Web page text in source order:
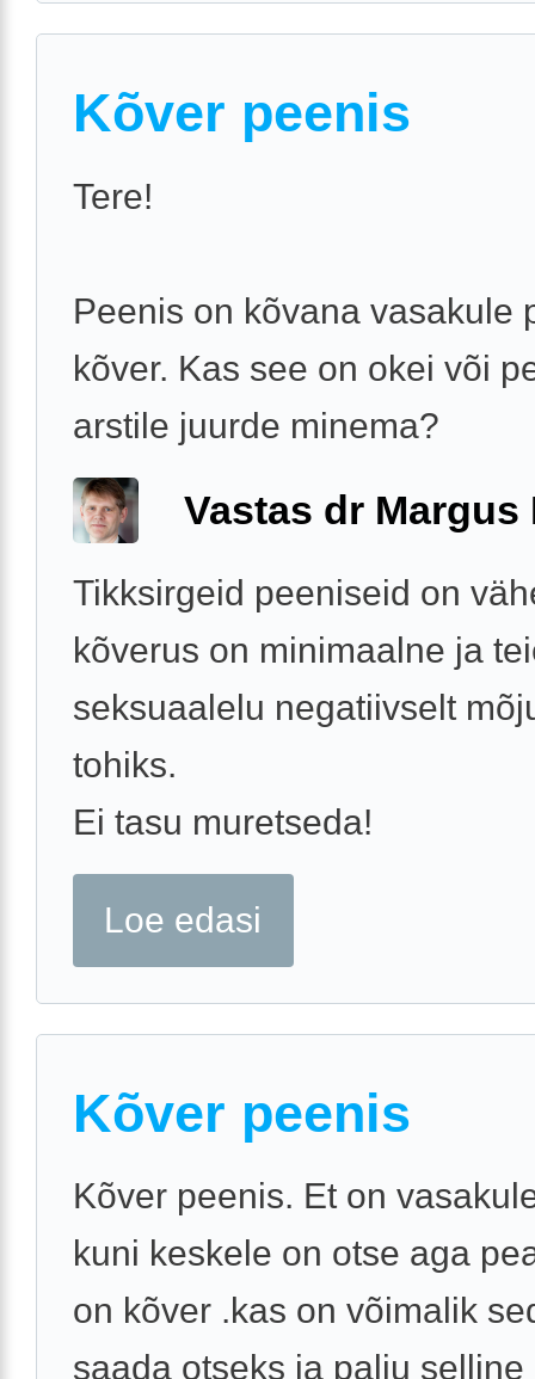
Kõver peenis
Tere!
Peenis on kõvana vasakule
kõver. Kas see on okei või
arstile juurde minema?
Vastas dr Margus
Tikksirgeid peeniseid on
kõverus on minimaalne ja
seksuaalelu negatiivselt
tohiks.
Ei tasu muretseda!
Loe edasi
Kõver peenis
Kõver peenis. Et on
kuni keskele on otse aga
on kõver .kas on võimalik
saada otseks ja palju selline